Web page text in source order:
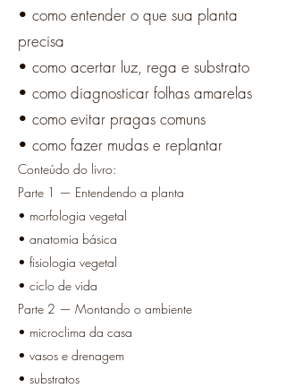
• como entender o que sua planta
precisa
• como acertar luz, rega e substrato
• como diagnosticar folhas amarelas
• como evitar pragas comuns
• como fazer mudas e replantar
Conteúdo do livro:
Parte 1 — Entendendo a planta
• morfologia vegetal
• anatomia básica
• fisiologia vegetal
• ciclo de vida
Parte 2 — Montando o ambiente
• microclima da casa
• vasos e drenagem
• substratos